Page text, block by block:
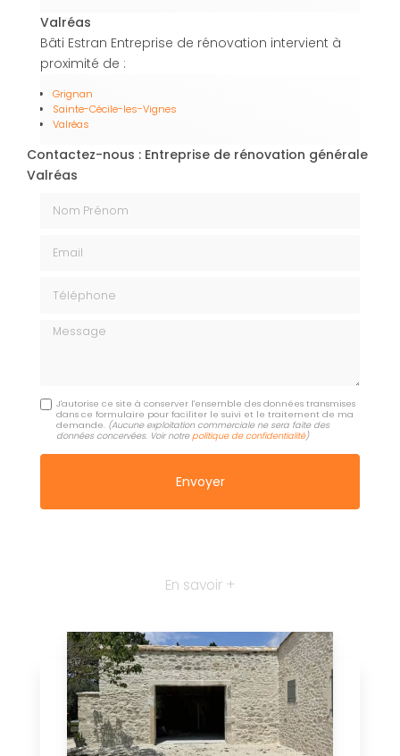
Valréas
Bâti Estran Entreprise de rénovation intervient à
proximité de :
Grignan
Sainte-Cécile-les-Vignes
Valréas
Contactez-nous : Entreprise de rénovation générale
Valréas
Nom Prénom
Email
Téléphone
Message
J'autorise ce site à conserver l'ensemble des données transmises
dans ce formulaire pour faciliter le suivi et le traitement de ma
demande. (Aucune exploitation commerciale ne sera faite des
données concervées. Voir notrepolitique de confidentialité)
En savoir +